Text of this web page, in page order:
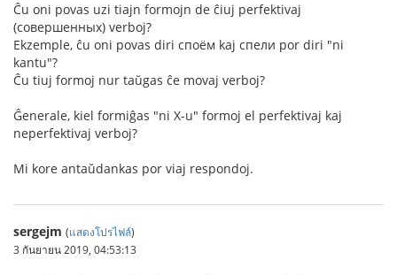
Ĉu oni povas uzi tiajn formojn de ĉiuj perfektivaj
(совершенных) verboj?
Ekzemple, ĉu oni povas diri споём kaj спели por diri "ni
kantu"?
Ĉu tiuj formoj nur taŭgas ĉe movaj verboj?
Ĝenerale, kiel formiĝas "ni X-u" formoj el perfektivaj kaj
neperfektivaj verboj?
Mi kore antaŭdankas por viaj respondoj.
sergejm (แสดงโปรไฟล์)
3 กันยายน 2019, 04:53:13